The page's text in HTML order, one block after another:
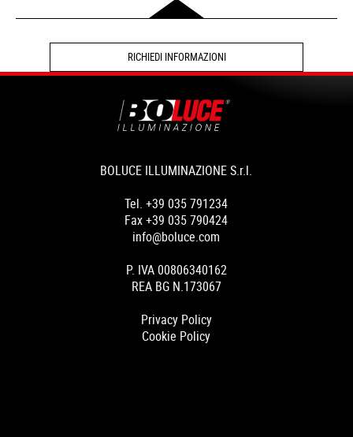
RICHIEDI INFORMAZIONI
BOLUCE ILLUMINAZIONE S.r.l.
Tel. +39 035 791234
Fax +39 035 790424
info@boluce.com
P. IVA 00806340162
REA BG N.173067
Privacy Policy
Cookie Policy